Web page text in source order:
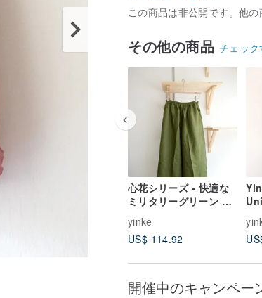
この商品は非公開です。他の
その他の商品 チェック
心花シリーズ - 快適な
ミリタリーグリーン リ
ンツ
yinke
US$ 114.92
ウ
開催中のキャンペー